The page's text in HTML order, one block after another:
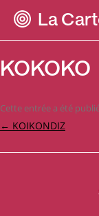
La
KOKOKO
Cette entrée a été
Navigation
← KOIKONDIZ